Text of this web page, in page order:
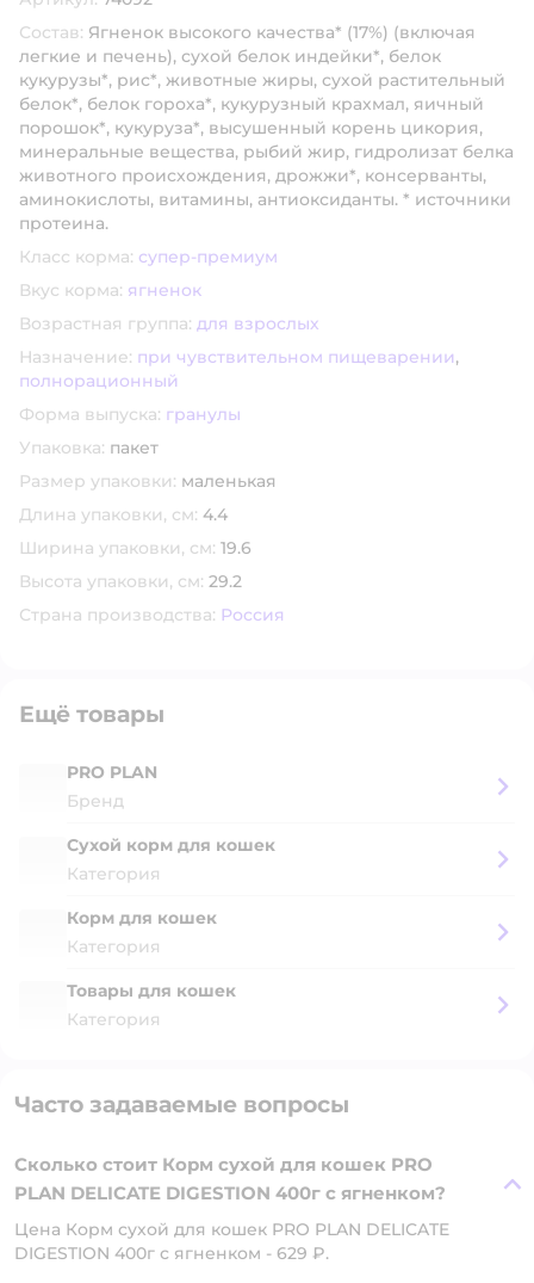
Состав: Ягненок высокого качества* (17%) (включая
легкие и печень), сухой белок индейки*, белок
кукурузы*, рис*, животные жиры, сухой растительный
белок*, белок гороха*, кукурузный крахмал, яичный
порошок*, кукуруза*, высушенный корень цикория,
минеральные вещества, рыбий жир, гидролизат белка
животного происхождения, дрожжи*, консерванты,
аминокислоты, витамины, антиоксиданты. * источники
протеина.
Класс корма: супер-премиум
Вкус корма: ягненок
Возрастная группа: для взрослых
Назначение: при чувствительном пищеварении,
полнорационный
Форма выпуска: гранулы
Упаковка: пакет
Размер упаковки: маленькая
Длина упаковки, см: 4.4
Ширина упаковки, см: 19.6
Высота упаковки, см: 29.2
Страна производства: Россия
Ещё товары
PRO PLAN
Бренд
Сухой корм для кошек
Категория
Корм для кошек
Категория
Товары для кошек
Категория
Часто задаваемые вопросы
Сколько стоит Корм сухой для кошек PRO
PLAN DELICATE DIGESTION 400г с ягненком?
Цена Корм сухой для кошек PRO PLAN DELICATE
DIGESTION 400г с ягненком - 629 ₽.